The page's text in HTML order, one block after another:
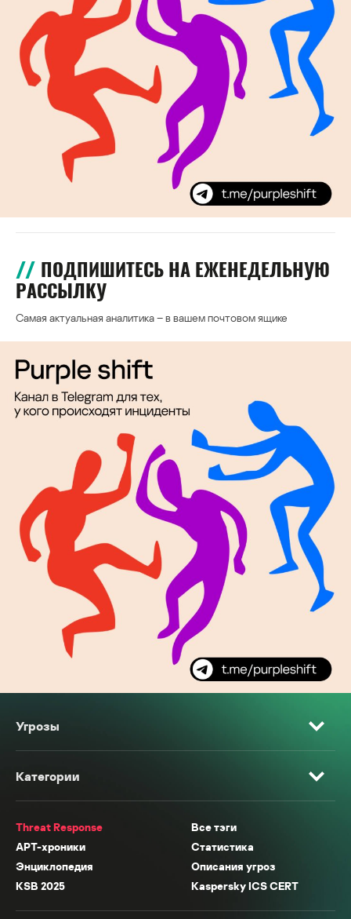
ПОДПИШИТЕСЬ НА ЕЖЕНЕДЕЛЬНУЮ
РАССЫЛКУ
Самая актуальная аналитика – в вашем почтовом ящике
Угрозы
Категории
Threat Response
Все тэги
APT-хроники
Статистика
Энциклопедия
Описания угроз
KSB 2025
Kaspersky ICS CERT